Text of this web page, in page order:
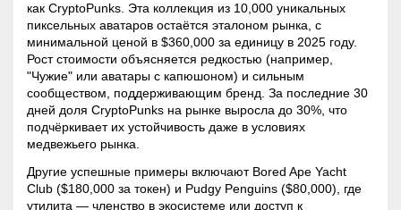
как CryptoPunks. Эта коллекция из 10,000 уникальных
пиксельных аватаров остаётся эталоном рынка, с
минимальной ценой в $360,000 за единицу в 2025 году.
Рост стоимости объясняется редкостью (например,
"Чужие" или аватары с капюшоном) и сильным
сообществом, поддерживающим бренд. За последние 30
дней доля CryptoPunks на рынке выросла до 30%, что
подчёркивает их устойчивость даже в условиях
медвежьего рынка.
Другие успешные примеры включают Bored Ape Yacht
Club ($180,000 за токен) и Pudgy Penguins ($80,000), где
утилита — членство в экосистеме или доступ к